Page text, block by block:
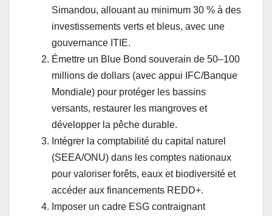
Simandou, allouant au minimum 30 % à des
investissements verts et bleus, avec une
gouvernance ITIE.
Émettre un Blue Bond souverain de 50–100
millions de dollars (avec appui IFC/Banque
Mondiale) pour protéger les bassins
versants, restaurer les mangroves et
développer la pêche durable.
Intégrer la comptabilité du capital naturel
(SEEA/ONU) dans les comptes nationaux
pour valoriser forêts, eaux et biodiversité et
accéder aux financements REDD+.
Imposer un cadre ESG contraignant